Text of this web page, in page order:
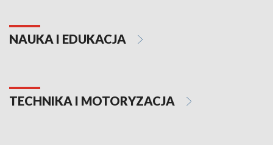
NAUKA I EDUKACJA
TECHNIKA I MOTORYZACJA